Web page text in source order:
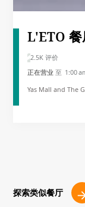
L'ETO 餐
2.5K 评价
正在营业 至 1:00
Yas Mall and The
探索类似餐厅